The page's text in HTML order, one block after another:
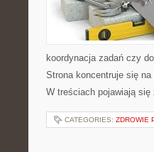
koordynacja zadań czy
Strona koncentruje się
W treściach pojawiają
CATEGORIES: ZDROWIE